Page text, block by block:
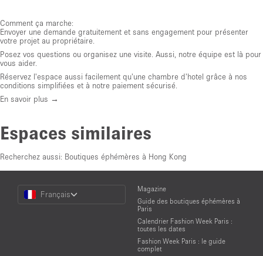
Comment ça marche:
Envoyer une demande gratuitement et sans engagement pour présenter
votre projet au propriétaire.
Posez vos questions ou organisez une visite. Aussi, notre équipe est là pour
vous aider.
Réservez l'espace aussi facilement qu'une chambre d'hotel grâce à nos
conditions simplifiées et à notre paiement sécurisé.
En savoir plus →
Espaces similaires
Recherchez aussi: Boutiques éphémères à Hong Kong
Choose
Language
Français
Magazine
Guide des boutiques éphémères à
Paris
Calendrier Fashion Week Paris :
toutes les dates
Fashion Week Paris : le guide
complet